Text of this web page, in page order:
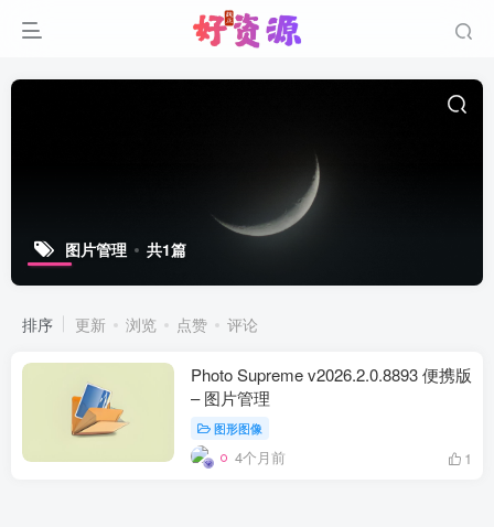
图片管理 共1篇
排序 更新 浏览 点赞 评论
Photo Supreme v2026.2.0.8893 便携版
– 图片管理
图形图像
4个月前 1